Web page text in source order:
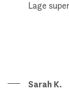
Lage super
Sarah K.